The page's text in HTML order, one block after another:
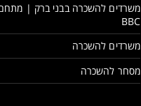
משרדים להשכרה בבני ברק |
BBC
משרדים להשכרה
מסחר להשכרה